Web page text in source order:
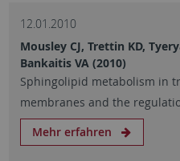
12.01.2010
Mousley CJ, Trettin KD,
Bankaitis VA (2010)
Sphingolipid metabolism in
membranes and the
Mehr erfahren